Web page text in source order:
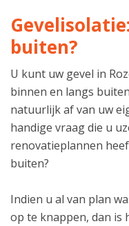
buiten?
U kunt uw gevel in
binnen en langs
natuurlijk af van uw
handige vraag die u
renovatieplannen
buiten?
Indien u al van plan
op te knappen, dan is